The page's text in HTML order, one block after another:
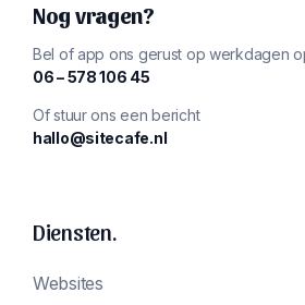
Nog vragen?
Bel of app ons gerust op werkdagen
‪06 – 578 106 45‬
Of stuur ons een bericht
hallo@sitecafe.nl
Diensten.
Websites